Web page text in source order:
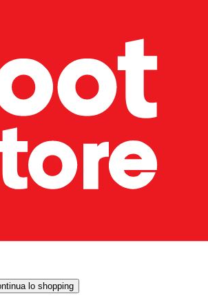
lo shopping